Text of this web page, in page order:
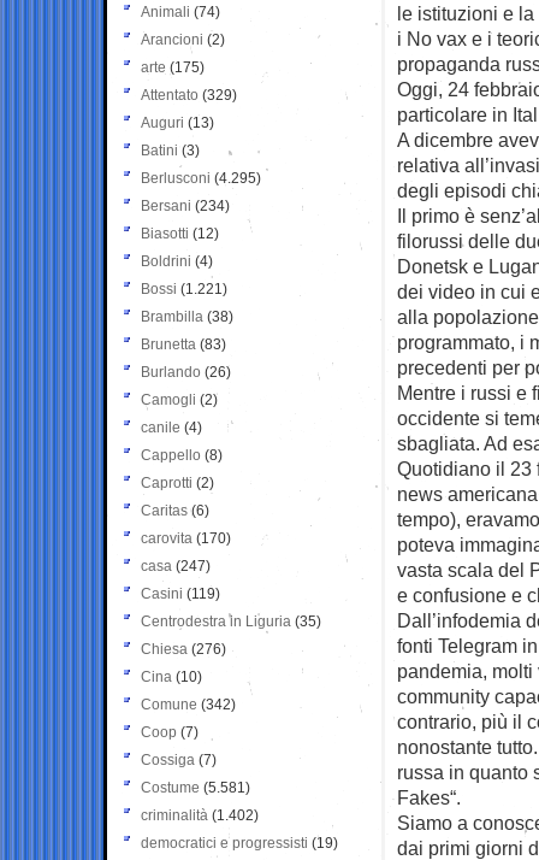
le istituzioni e
i No vax e i
propaganda
Oggi, 24
particolare in
A dicembre
relativa
degli episodi
Il primo è
filorussi delle
Donetsk e
dei video in cui
alla
programmato, i
precedenti per
Mentre i russi e
occidente si
sbagliata. Ad
Quotidiano il 23
news
tempo),
poteva
vasta scala del
e confusione e
Dall’infodemia
fonti Telegram
pandemia, molti
community
contrario, più il
nonostante
russa in quanto
Fakes“.
Siamo a
dai primi giorni
Animali (74)
Arancioni (2)
arte (175)
Attentato (329)
Auguri (13)
Batini (3)
Berlusconi (4.295)
Bersani (234)
Biasotti (12)
Boldrini (4)
Bossi (1.221)
Brambilla (38)
Brunetta (83)
Burlando (26)
Camogli (2)
canile (4)
Cappello (8)
Caprotti (2)
Caritas (6)
carovita (170)
casa (247)
Casini (119)
Centrodestra in Liguria (35)
Chiesa (276)
Cina (10)
Comune (342)
Coop (7)
Cossiga (7)
Costume (5.581)
criminalità (1.402)
democratici e progressisti (19)